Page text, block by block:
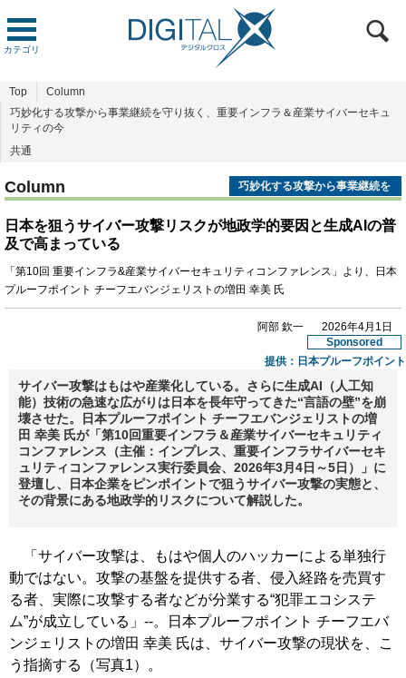
カテゴリ
Top
Column
巧妙化する攻撃から事業継続を守り抜く、重要インフラ＆産業サイバーセキュ
リティの今
共通
Column
巧妙化する攻撃から事業継続を
守り抜く、重要インフラ＆産業
サイバーセキュリティの今
日本を狙うサイバー攻撃リスクが地政学的要因と生成AIの普
及で高まっている
「第10回 重要インフラ&産業サイバーセキュリティコンファレンス」より、日本
プルーフポイント チーフエバンジェリストの増田 幸美 氏
阿部 欽一
2026年4月1日
Sponsored
提供： 日本プルーフポイント
サイバー攻撃はもはや産業化している。さらに生成AI（人工知
能）技術の急速な広がりは日本を長年守ってきた“言語の壁”を崩
壊させた。日本プルーフポイント チーフエバンジェリストの増
田 幸美 氏が「第10回重要インフラ＆産業サイバーセキュリティ
コンファレンス（主催：インプレス、重要インフラサイバーセキ
ュリティコンファレンス実行委員会、2026年3月4日～5日）」に
登壇し、日本企業をピンポイントで狙うサイバー攻撃の実態と、
その背景にある地政学的リスクについて解説した。
「サイバー攻撃は、もはや個人のハッカーによる単独行
動ではない。攻撃の基盤を提供する者、侵入経路を売買す
る者、実際に攻撃する者などが分業する“犯罪エコシステ
ム”が成立している」--。日本プルーフポイント チーフエバ
ンジェリストの増田 幸美 氏は、サイバー攻撃の現状を、こ
う指摘する（写真1）。